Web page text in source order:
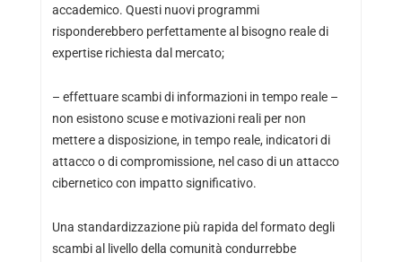
accademico. Questi nuovi programmi
risponderebbero perfettamente al bisogno reale di
expertise richiesta dal mercato;
– effettuare scambi di informazioni in tempo reale –
non esistono scuse e motivazioni reali per non
mettere a disposizione, in tempo reale, indicatori di
attacco o di compromissione, nel caso di un attacco
cibernetico con impatto significativo.
Una standardizzazione più rapida del formato degli
scambi al livello della comunità condurrebbe